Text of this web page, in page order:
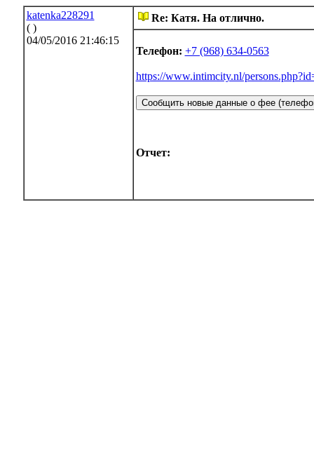
katenka228291
( )
04/05/2016 21:46:15
Re: Катя. На отлично.
Телефон: +7 (968) 634-0563
https://www.intimcity.nl/
Отчет: